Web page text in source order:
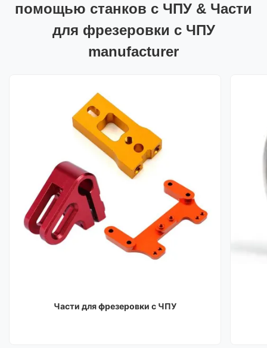
помощью станков с ЧПУ & Части
для фрезеровки с ЧПУ
manufacturer
Части для фрезеровки с ЧПУ